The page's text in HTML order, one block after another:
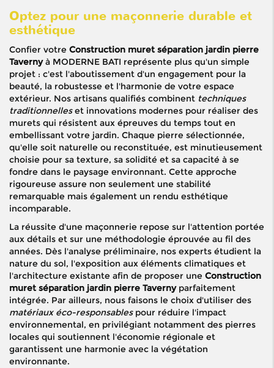
Optez pour une maçonnerie durable et
esthétique
Confier votre Construction muret séparation jardin pierre
Tavernyà MODERNE BATI représente plus qu'un simple
projet : c'est l'aboutissement d'un engagement pour la
beauté, la robustesse et l'harmonie de votre espace
extérieur. Nos artisans qualifiés combinent techniques
traditionnelleset innovations modernes pour réaliser des
murets qui résistent aux épreuves du temps tout en
embellissant votre jardin. Chaque pierre sélectionnée,
qu'elle soit naturelle ou reconstituée, est minutieusement
choisie pour sa texture, sa solidité et sa capacité à se
fondre dans le paysage environnant. Cette approche
rigoureuse assure non seulement une stabilité
remarquable mais également un rendu esthétique
incomparable.
La réussite d'une maçonnerie repose sur l'attention portée
aux détails et sur une méthodologie éprouvée au fil des
années. Dès l'analyse préliminaire, nos experts étudient la
nature du sol, l'exposition aux éléments climatiques et
l'architecture existante afin de proposer une Construction
muret séparation jardin pierre Tavernyparfaitement
intégrée. Par ailleurs, nous faisons le choix d'utiliser des
matériaux éco-responsablespour réduire l'impact
environnemental, en privilégiant notamment des pierres
locales qui soutiennent l'économie régionale et
garantissent une harmonie avec la végétation
environnante.